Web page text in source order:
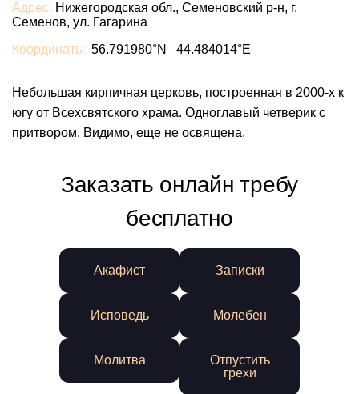
Адрес: Нижегородская обл., Семеновский р-н, г.
Семенов, ул. Гагарина
Координаты: 56.791980°N 44.484014°E
Небольшая кирпичная церковь, построенная в 2000-х к
югу от Всехсвятского храма. Одноглавый четверик с
притвором. Видимо, еще не освящена.
Заказать онлайн требу
бесплатно
Акафист Записки
Исповедь Молебен
Молитва
Отпустить
грехи